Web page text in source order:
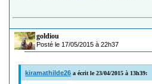
goldiou
Posté le 17/05/2015 à 22h37
kiramathilde26 a écrit le 23/04/2015 à 13h39: